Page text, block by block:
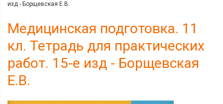
изд - Борщевская Е.В.
Медицинская подготовка. 11
кл. Тетрадь для практических
работ. 15-е изд - Борщевская
Е.В.